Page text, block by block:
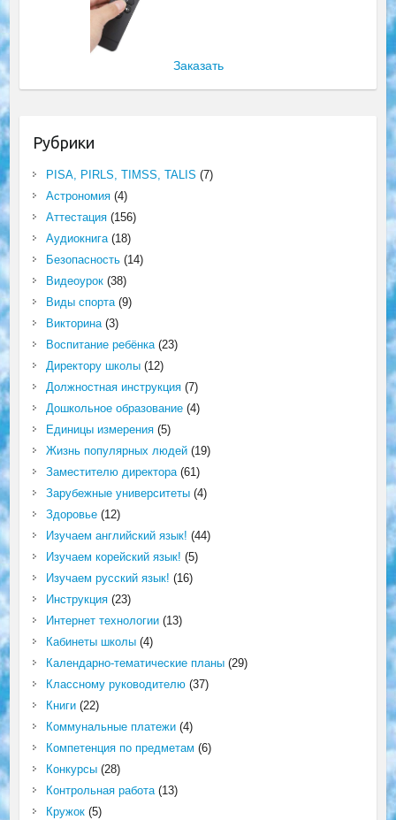
Заказать
Рубрики
PISA, PIRLS, TIMSS, TALIS (7)
Астрономия(4)
Аттестация(156)
Аудиокнига(18)
Безопасность(14)
Видеоурок(38)
Виды спорта(9)
Викторина(3)
Воспитание ребёнка(23)
Директору школы(12)
Должностная инструкция(7)
Дошкольное образование(4)
Единицы измерения(5)
Жизнь популярных людей(19)
Заместителю директора(61)
Зарубежные университеты(4)
Здоровье(12)
Изучаем английский язык! (44)
Изучаем корейский язык! (5)
Изучаем русский язык! (16)
Инструкция(23)
Интернет технологии(13)
Кабинеты школы(4)
Календарно-тематические планы(29)
Классному руководителю(37)
Книги(22)
Коммунальные платежи(4)
Компетенция по предметам (6)
Конкурсы(28)
Контрольная работа(13)
Кружок(5)